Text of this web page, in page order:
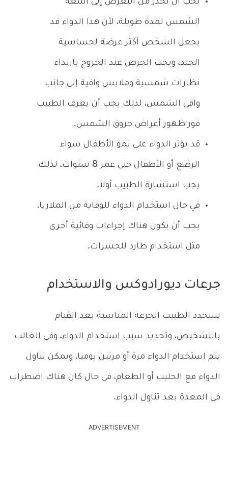
الشمس لمدة طويلة، لأن هذا الدواء قد
يجعل الشخص أكثر عرضة لحساسية
الجلد، ويجب الحرص عند الخروج بارتداء
نظارات شمسية وملابس واقية إلى جانب
واقي الشمس، لذلك يجب أن يعرف الطبيب
فور ظهور أعراض حروق الشمس.
قد يؤثر الدواء على نمو الأطفال سواء
الرضع أو الأطفال حتى عمر 8 سنوات، لذلك
يجب استشارة الطبيب أولا.
في حال استخدام الدواء للوقاية من الملاريا،
يجب أن يكون هناك إجراءات وقائية أخرى
مثل استخدام طارد للحشرات.
جرعات ديورادوكس والاستخدام
سيحدد الطبيب الجرعة المناسبة بعد القيام
بالتشخيص، وتحديد سبب استخدام الدواء، وفي الغالب
يتم استخدام الدواء مرة أو مرتين يوميا، ويمكن تناول
الدواء مع الحليب أو الطعام، في حال كان هناك اضطراب
في المعدة بعد تناول الدواء.
ADVERTISEMENT